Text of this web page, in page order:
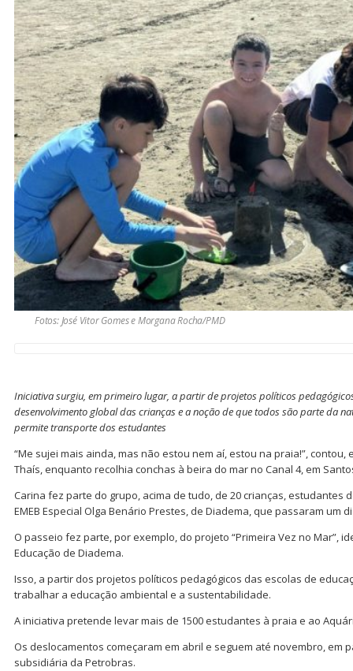
Fotos: José Vitor Gomes e Morgana Rocha/PMD
Iniciativa surgiu, em primeiro lugar, a partir de projetos políticos
desenvolvimento global das crianças e a noção de que todos são parte da
permite transporte dos estudantes
“Me sujei mais ainda, mas não estou nem aí, estou na praia!”, contou,
Thaís, enquanto recolhia conchas à beira do mar no Canal 4, em
Carina fez parte do grupo, acima de tudo, de 20 crianças, estudantes
EMEB Especial Olga Benário Prestes, de Diadema, que passaram um
O passeio fez parte, por exemplo, do projeto “Primeira Vez no Mar”,
Educação de Diadema.
Isso, a partir dos projetos políticos pedagógicos das escolas de
trabalhar a educação ambiental e a sustentabilidade.
A iniciativa pretende levar mais de 1500 estudantes à praia e ao
Os deslocamentos começaram em abril e seguem até novembro, em
subsidiária da Petrobras.